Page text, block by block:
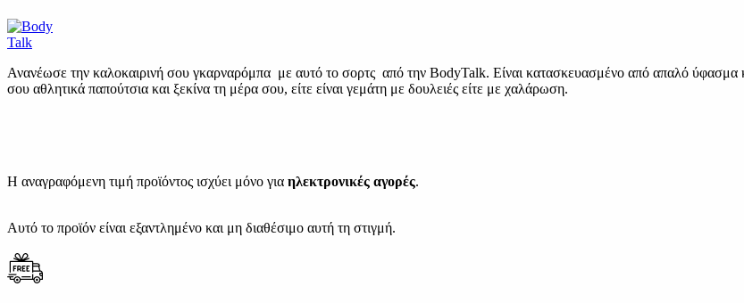
Ανανέωσε την καλοκαιρινή σου γκαρναρόμπα με αυτό το σορτς από την BodyTalk. Είναι κατασκευασμένο από απαλό ύφασμα
σου αθλητικά παπούτσια και ξεκίνα τη μέρα σου, είτε είναι γεμάτη με δουλειές είτε με χαλάρωση.
Η αναγραφόμενη τιμή προϊόντος ισχύει μόνο για ηλεκτρονικές αγορές.
Αυτό το προϊόν είναι εξαντλημένο και μη διαθέσιμο αυτή τη στιγμή.